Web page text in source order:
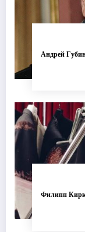
Андрей
Филипп